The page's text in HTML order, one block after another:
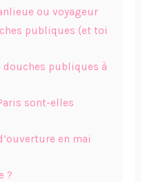
ou voyageur
publiques (et toi
douches publiques à
sont-elles
en mai
?